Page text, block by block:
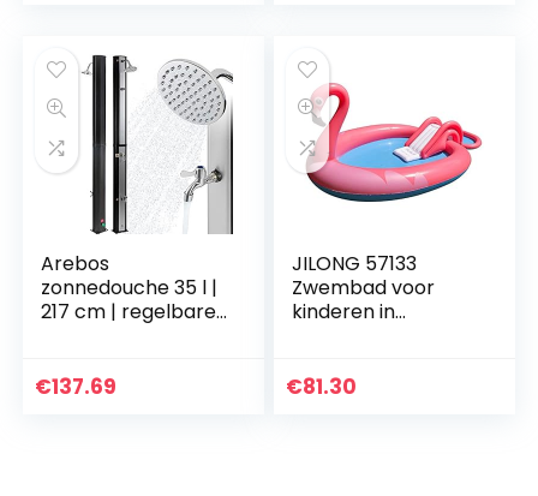
Arebos
zonnedouche 35 l |
217 cm | regelbare
voetdouche en
€137.69
JILONG 57133
Zwembad voor
kinderen in
en comfortabel,
€81.30